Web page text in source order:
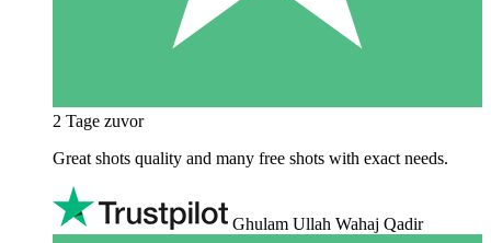
2 Tage zuvor
Great shots quality and many free shots with exact needs.
Ghulam Ullah Wahaj Qadir